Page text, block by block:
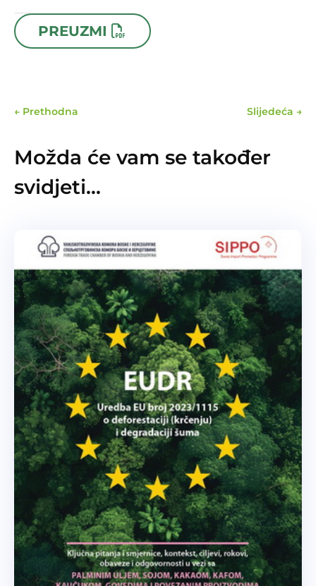
 24.04.2025
PREUZMI
← Prethodna Slijedeća →
Možda će vam se također
svidjeti…